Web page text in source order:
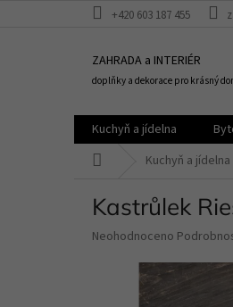
+420 603 187 455
ZAHRADA a INTERIÉR
doplňky a dekorace pro krásný
Kuchyň a jídelna
Kuchyň a jídelna
Kastrůlek
Průměrné
produktu
Neohodnoceno